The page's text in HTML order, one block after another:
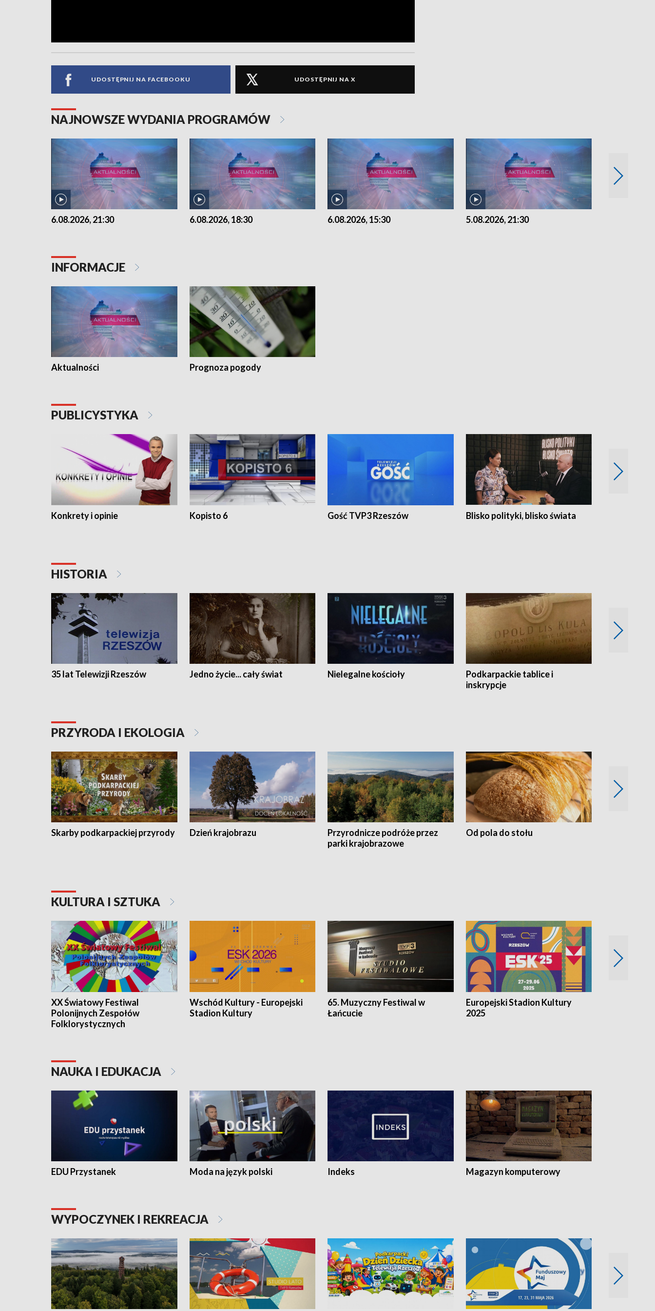
UDOSTĘPNIJ NA FACEBOOKU UDOSTĘPNIJ NA X
NAJNOWSZE WYDANIA PROGRAMÓW
6.08.2026, 21:30 6.08.2026, 18:30 6.08.2026, 15:30 5.08.2026, 21:30
INFORMACJE
Aktualności Prognoza pogody
PUBLICYSTYKA
Konkrety i opinie Kopisto 6 Gość TVP3 Rzeszów Blisko polityki, blisko świata
HISTORIA
35 lat Telewizji Rzeszów Jedno życie... cały świat Nielegalne kościoły
Podkarpackie tablice i
inskrypcje
PRZYRODA I EKOLOGIA
Skarby podkarpackiej przyrody Dzień krajobrazu
Przyrodnicze podróże przez
parki krajobrazowe
Od pola do stołu
KULTURA I SZTUKA
XX Światowy Festiwal
Polonijnych Zespołów
Folklorystycznych
Wschód Kultury - Europejski
Stadion Kultury
65. Muzyczny Festiwal w
Łańcucie
Europejski Stadion Kultury
2025
NAUKA I EDUKACJA
EDU Przystanek Moda na język polski Indeks Magazyn komputerowy
WYPOCZYNEK I REKREACJA